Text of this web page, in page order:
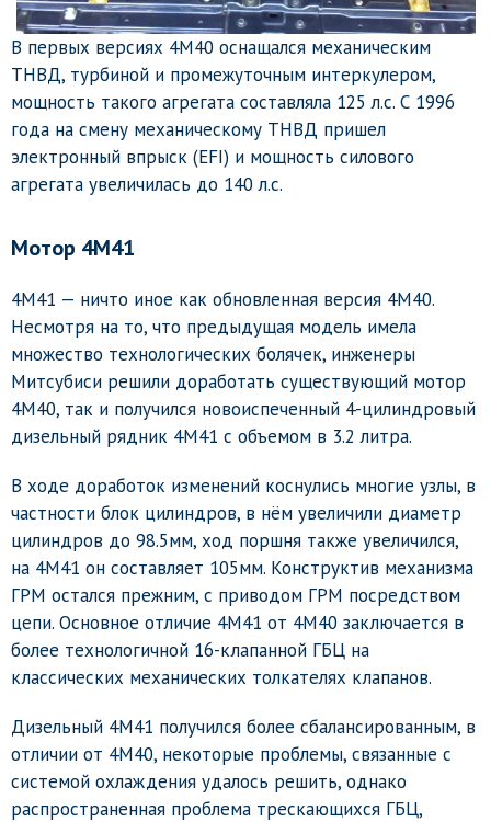
В первых версиях 4M40 оснащался механическим
ТНВД, турбиной и промежуточным интеркулером,
мощность такого агрегата составляла 125 л.с. С 1996
года на смену механическому ТНВД пришел
электронный впрыск (EFI) и мощность силового
агрегата увеличилась до 140 л.с.
Мотор 4М41
4М41 — ничто иное как обновленная версия 4М40.
Несмотря на то, что предыдущая модель имела
множество технологических болячек, инженеры
Митсубиси решили доработать существующий мотор
4М40, так и получился новоиспеченный 4-цилиндровый
дизельный рядник 4М41 с объемом в 3.2 литра.
В ходе доработок изменений коснулись многие узлы, в
частности блок цилиндров, в нём увеличили диаметр
цилиндров до 98.5мм, ход поршня также увеличился,
на 4М41 он составляет 105мм. Конструктив механизма
ГРМ остался прежним, с приводом ГРМ посредством
цепи. Основное отличие 4М41 от 4М40 заключается в
более технологичной 16-клапанной ГБЦ на
классических механических толкателях клапанов.
Дизельный 4М41 получился более сбалансированным, в
отличии от 4М40, некоторые проблемы, связанные с
системой охлаждения удалось решить, однако
распространенная проблема трескающихся ГБЦ,